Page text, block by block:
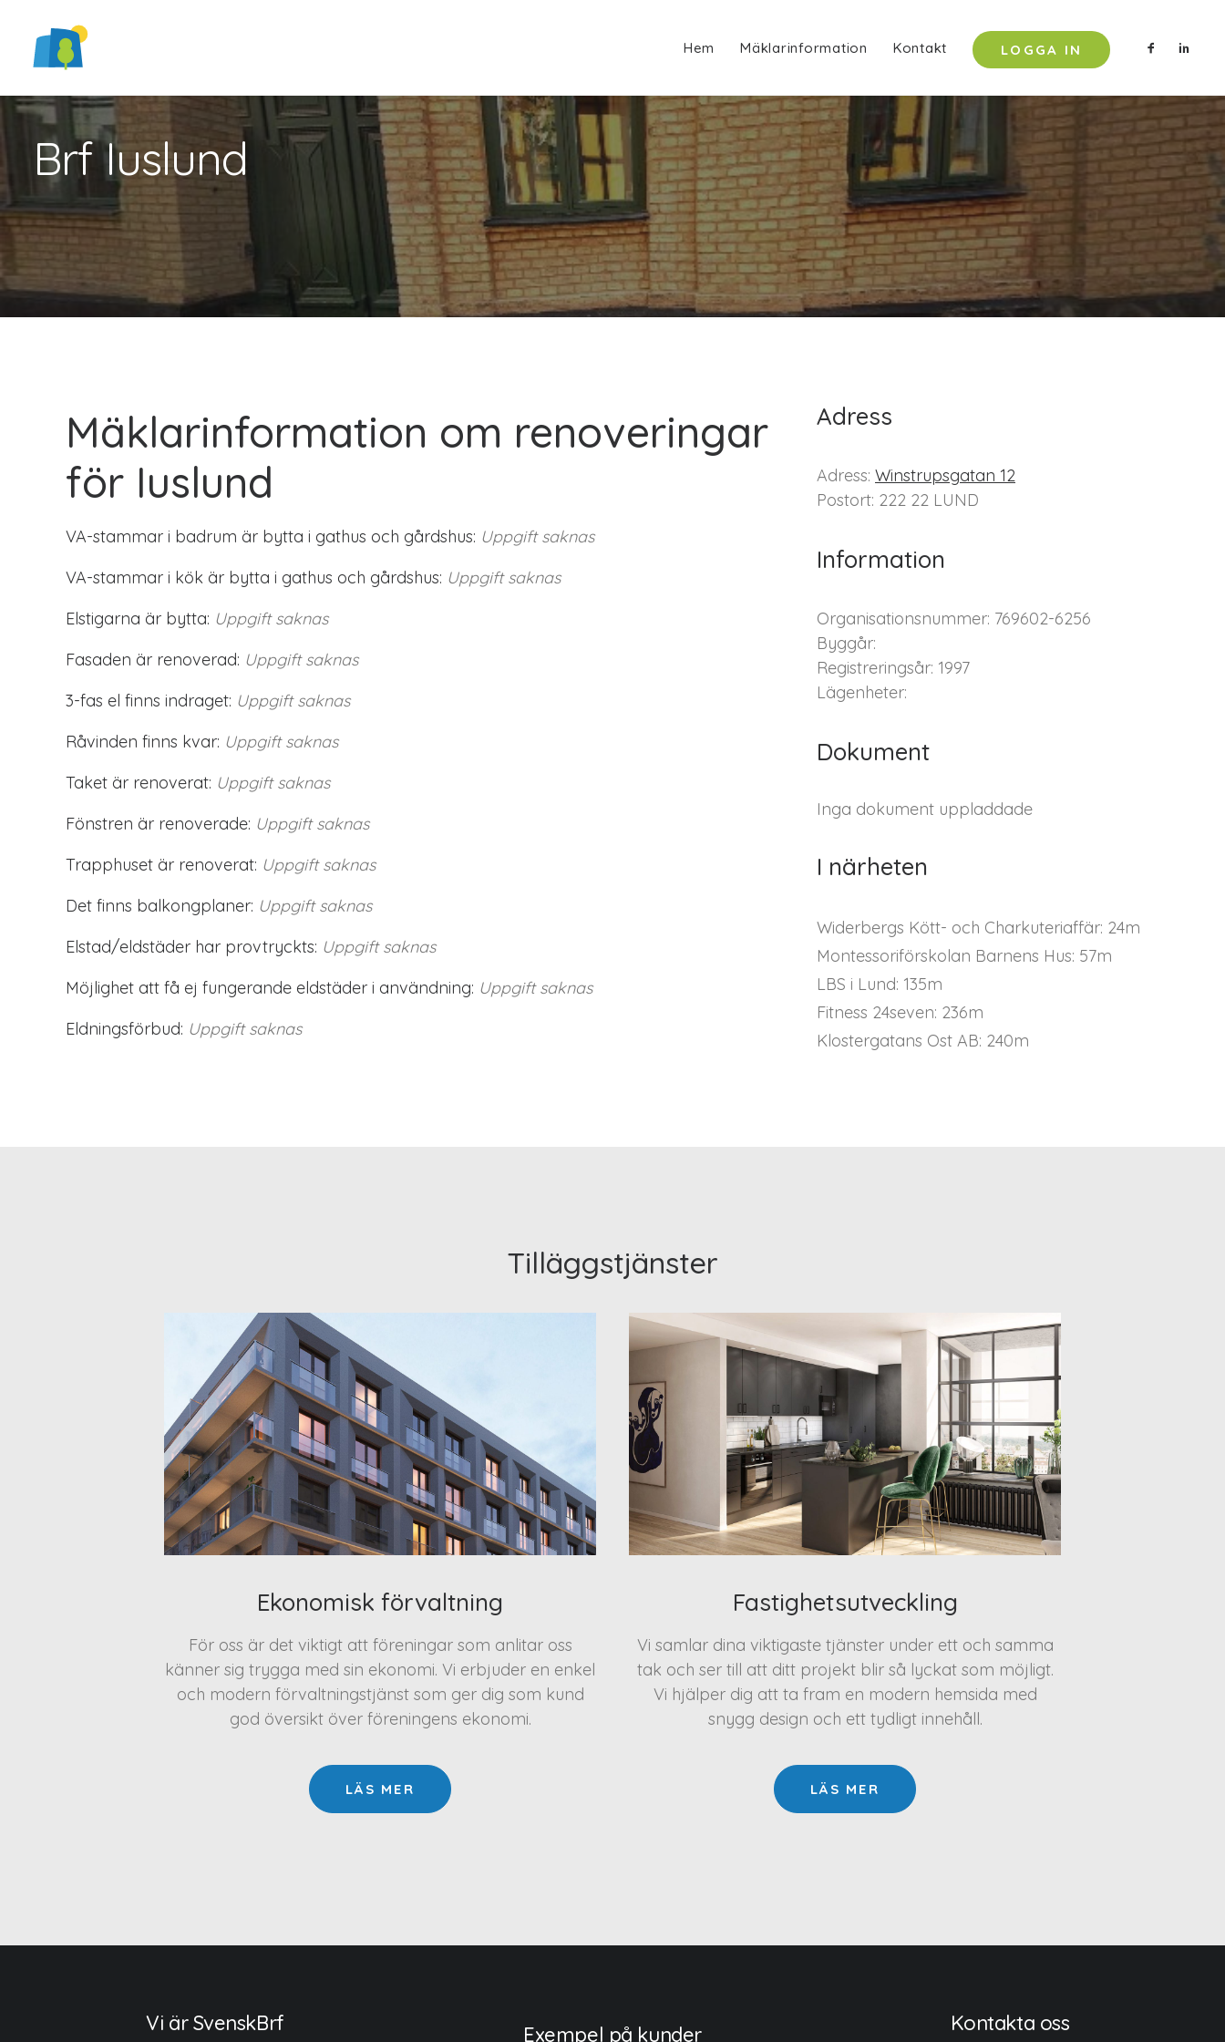
Hem Mäklarinformation Kontakt LOGGA IN
Brf Iuslund
Mäklarinformation om renoveringar
för Iuslund
VA-stammar i badrum är bytta i gathus och gårdshus: Uppgift saknas
VA-stammar i kök är bytta i gathus och gårdshus: Uppgift saknas
Elstigarna är bytta: Uppgift saknas
Fasaden är renoverad: Uppgift saknas
3-fas el finns indraget: Uppgift saknas
Råvinden finns kvar: Uppgift saknas
Taket är renoverat: Uppgift saknas
Fönstren är renoverade: Uppgift saknas
Trapphuset är renoverat: Uppgift saknas
Det finns balkongplaner: Uppgift saknas
Elstad/eldstäder har provtryckts: Uppgift saknas
Möjlighet att få ej fungerande eldstäder i användning: Uppgift saknas
Eldningsförbud: Uppgift saknas
Adress
Adress: Winstrupsgatan 12
Postort: 222 22 LUND
Information
Organisationsnummer: 769602-6256
Byggår:
Registreringsår: 1997
Lägenheter:
Dokument
Inga dokument uppladdade
I närheten
Widerbergs Kött- och Charkuteriaffär: 24m
Montessoriförskolan Barnens Hus: 57m
LBS i Lund: 135m
Fitness 24seven: 236m
Klostergatans Ost AB: 240m
Tilläggstjänster
Ekonomisk förvaltning
För oss är det viktigt att föreningar som anlitar oss
känner sig trygga med sin ekonomi. Vi erbjuder en enkel
och modern förvaltningstjänst som ger dig som kund
god översikt över föreningens ekonomi.
LÄS MER
Fastighetsutveckling
Vi samlar dina viktigaste tjänster under ett och samma
tak och ser till att ditt projekt blir så lyckat som möjligt.
Vi hjälper dig att ta fram en modern hemsida med
snygg design och ett tydligt innehåll.
LÄS MER
Vi är SvenskBrf Exempel på kunder Kontakta oss